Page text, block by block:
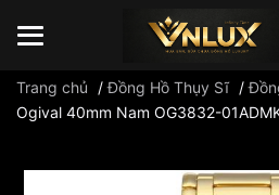
Trang chủ /Đồng Hồ Thụy Sĩ /
Ogival 40mm Nam OG3832-